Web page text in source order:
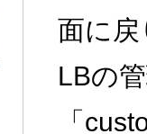
面に
LBの
「